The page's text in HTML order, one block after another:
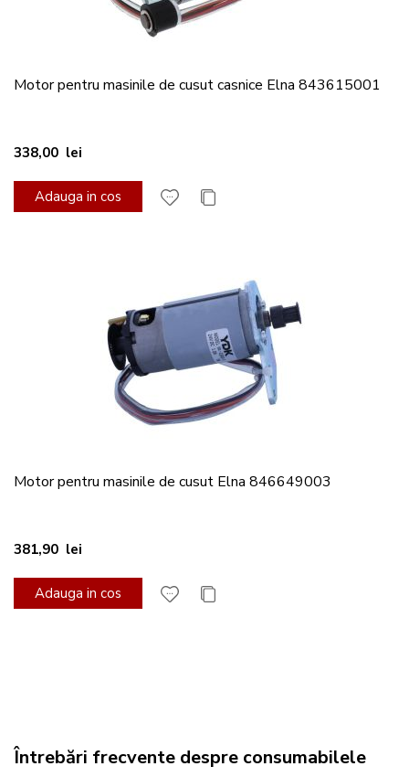
Motor pentru masinile de cusut casnice Elna 843615001
338,00 lei
Adauga in cos
Motor pentru masinile de cusut Elna 846649003
381,90 lei
Adauga in cos
Întrebări frecvente despre consumabilele